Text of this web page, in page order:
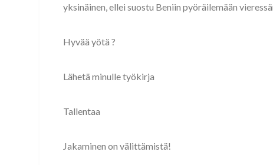
yksinäinen, ellei suostu Beniin pyöräilemään
Hyvää yötä ?
Lähetä minulle työkirja
Tallentaa
Jakaminen on välittämistä!